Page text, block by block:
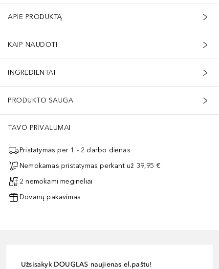
APIE PRODUKTĄ
KAIP NAUDOTI
INGREDIENTAI
PRODUKTO SAUGA
TAVO PRIVALUMAI
Pristatymas per 1 - 2 darbo dienas
Nemokamas pristatymas perkant už 39,95 €
2 nemokami mėginėliai
Dovanų pakavimas
Užsisakyk DOUGLAS naujienas el.paštu!